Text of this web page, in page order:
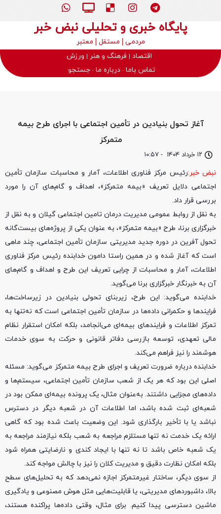
پایگاه خبری و تحلیلی نبض خبر
مردمی مستقل
معتبر
اقتصاد
فرهنگ و هنر
ورزش
تماس باما درباره ما جستجو
۱۲ خرداد ۱۴۰۴ - ۱۰:۵۷
آغاز تحول بنیادین در تأمین اجتماعی با اجرای طرح بیمه
متمرکز
نبض خبر:رئیس مرکز فناوری اطلاعات، آمار و محاسبات سازمان تأمین
اجتماعی دلایل تعریف «بیمه متمرکز»، اهداف و گام‌های آن را مورد
بررسی قرار داد.
به نقل از روابط عمومی مدیریت درمان تامین اجتماعی گیلان و به نقل از
خبرگزاری برنا، طرح «بیمه متمرکز»، به عنوان یکی از پروژه‌های بیست‌گانه
تحول آفرین در دوره جدید مدیریتی سازمان تأمین اجتماعی، چند ماهی
است که آغاز شده و در همین راستا دامون خدابنده رئیس مرکز فناوری
اطلاعات، آمار و محاسبات از چرایی تعریف این طرح و اهداف و گام‌های
آن به خبرنگار خبرگزاری برنا می‌گوید.
خدابنده می‌گوید: این طرح، زیربنای تحولی بنیادین در زیرساخت‌ها،
فرایند‌ها و حکمرانی داده‌ها در سازمان تأمین اجتماعی است که نه‌تنها به
تمرکز اطلاعات و فرایند‌های بیمه‌ای می‌انجامد، بلکه امکان استقرار نظام
مالی تعهدی، توسعه بازرسی دفاتر قانونی و حرکت به سوی خدمات
هوشمند را نیز فراهم می‌کند.
خدابنده درباره ضرورت تعریف و اجرای طرح بیمه متمرکز می‌گوید: مسئله
اصلی این بود که هر یک از شعب سازمان تأمین اجتماعی، سیستم‌ها و
داده‌های مجزایی داشتند. به‌عنوان مثال، یک پرونده بیمه‌ای ممکن بود در
شعبه‌ای ثبت شده باشد، اما اطلاعات آن در شعبه دیگر در دسترس
نباشد یا با تأخیر بارگذاری شود. این وضعیت باعث شده بود که گاهی
ارائه یک خدمت نه تنها مستلزم مراجعه به شعب بلکه نیازمند مراجعه به
یک شعبه خاص باشد تا نه تنها با ایجاد کندی و نارضایتی همراه شود
بلکه امکان نظارت دقیق و مدیریت کلان را نیز با چالش مواجه کند.
از سوی دیگر، ساختار غیرمتمرکز اجازه نمی‌دهد که به تحلیل‌های سطح
بالا، داشبورد‌های مدیریتی، یا قابلیت‌هایی مثل هوش مصنوعی و یادگیری
ماشین دسترسی پیدا کنیم. برای مثال، وقتی داده‌ها پراکنده هستند،